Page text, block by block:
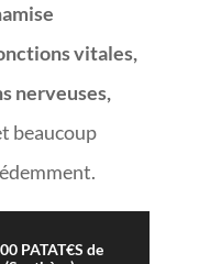
vitales,
nerveuses,
beaucoup
PATAT€S de